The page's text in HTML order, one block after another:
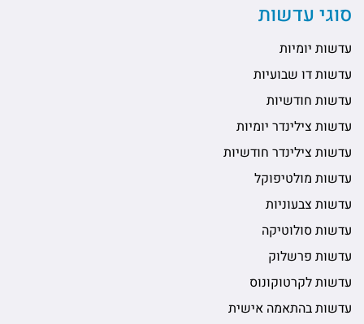
סוגי עדשות
עדשות יומיות
עדשות דו שבועיות
עדשות חודשיות
עדשות צילינדר יומיות
עדשות צילינדר חודשיות
עדשות מולטיפוקל
עדשות צבעוניות
עדשות סולוטיקה
עדשות פרשלוק
עדשות לקרטוקונוס
עדשות בהתאמה אישית